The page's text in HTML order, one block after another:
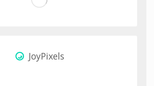
JoyPixels